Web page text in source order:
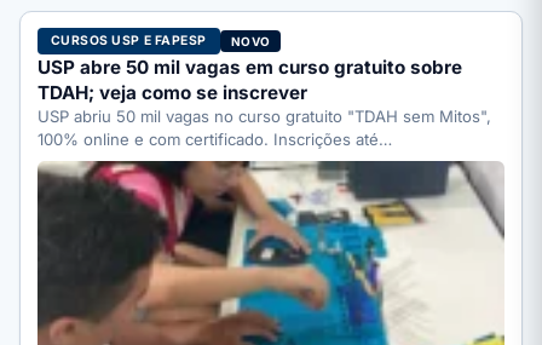
CURSOS USP E FAPESP NOVO
USP abre 50 mil vagas em curso gratuito sobre
TDAH; veja como se inscrever
USP abriu 50 mil vagas no curso gratuito "TDAH sem Mitos",
100% online e com certificado. Inscrições até…